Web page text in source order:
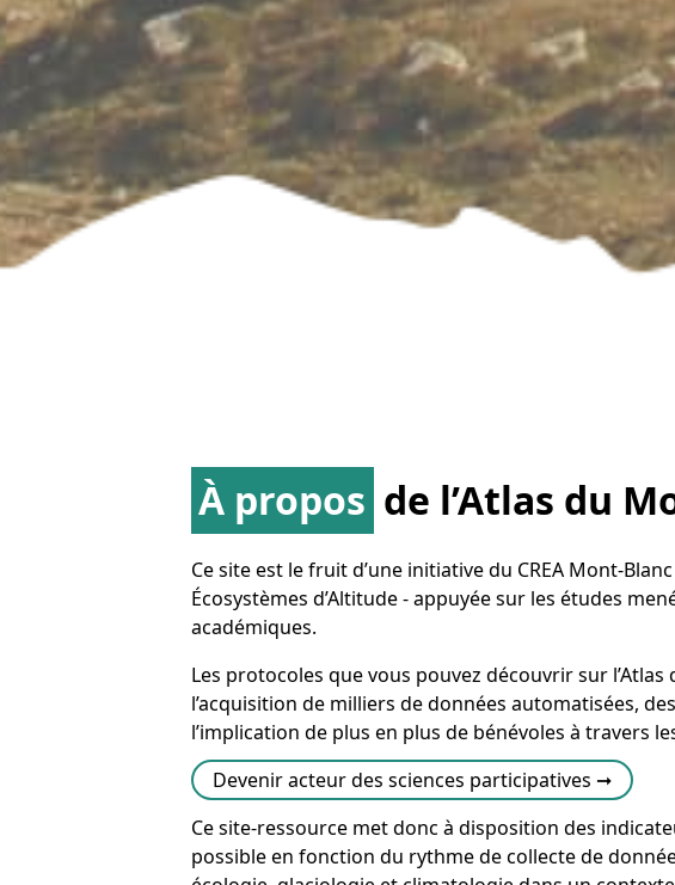
À propos de l’Atlas du
Ce site est le fruit d’une initiative du CREA Mont-
Écosystèmes d’Altitude - appuyée sur les études
académiques.
Les protocoles que vous pouvez découvrir sur
l’acquisition de milliers de données automatisées,
l’implication de plus en plus de bénévoles à travers
Devenir acteur des sciences participatives ➞
Ce site-ressource met donc à disposition des
possible en fonction du rythme de collecte de